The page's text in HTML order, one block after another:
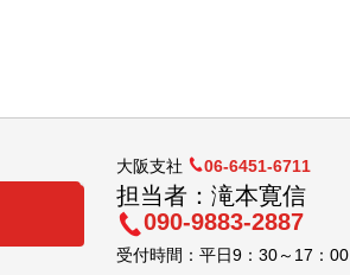
大阪支社 06-6451-6711
担当者：滝本寛信
090-9883-2887
受付時間：平日9：30～17：00